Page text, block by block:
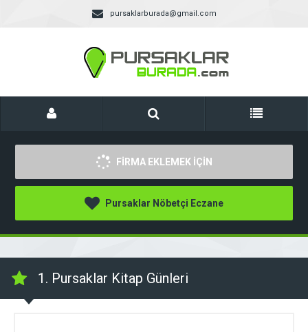
pursaklarburada@gmail.com
FİRMA EKLEMEK İÇİN
Pursaklar Nöbetçi Eczane
1. Pursaklar Kitap Günleri